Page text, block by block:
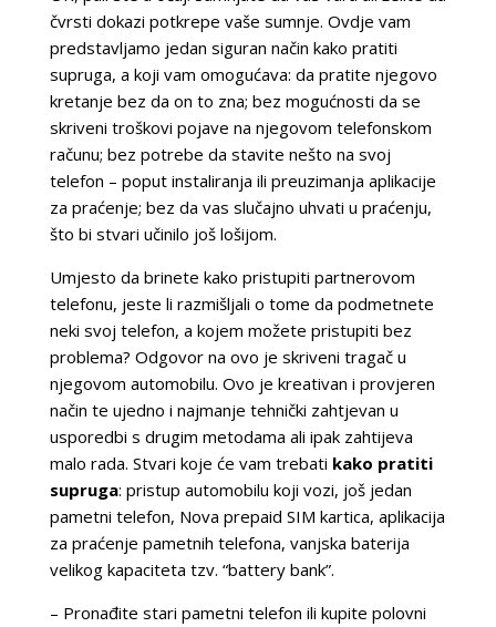
čvrsti dokazi potkrepe vaše sumnje. Ovdje vam
predstavljamo jedan siguran način kako pratiti
supruga, a koji vam omogućava: da pratite njegovo
kretanje bez da on to zna; bez mogućnosti da se
skriveni troškovi pojave na njegovom telefonskom
računu; bez potrebe da stavite nešto na svoj
telefon – poput instaliranja ili preuzimanja aplikacije
za praćenje; bez da vas slučajno uhvati u praćenju,
što bi stvari učinilo još lošijom.
Umjesto da brinete kako pristupiti partnerovom
telefonu, jeste li razmišljali o tome da podmetnete
neki svoj telefon, a kojem možete pristupiti bez
problema? Odgovor na ovo je skriveni tragač u
njegovom automobilu. Ovo je kreativan i provjeren
način te ujedno i najmanje tehnički zahtjevan u
usporedbi s drugim metodama ali ipak zahtijeva
malo rada. Stvari koje će vam trebati kako pratiti
supruga: pristup automobilu koji vozi, još jedan
pametni telefon, Nova prepaid SIM kartica, aplikacija
za praćenje pametnih telefona, vanjska baterija
velikog kapaciteta tzv. “battery bank”.
– Pronađite stari pametni telefon ili kupite polovni